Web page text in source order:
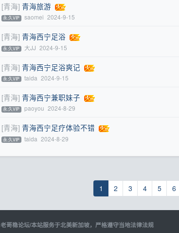
[青海] 青海旅游
永.久VIP saomei 2024-9-15
[青海] 青海西宁足浴
永.久VIP 大JJ 2024-9-15
[青海] 青海西宁足浴爽记
永.久VIP taida 2024-9-15
[青海] 青海西宁兼职妹子
永.久VIP paoyou 2024-8-29
[青海] 青海西宁足疗体验不错
永.久VIP taida 2024-8-29
1 2 3 4 5 6
老哥稳论坛/本站服务于北美新加坡，严格遵守当地法律法规